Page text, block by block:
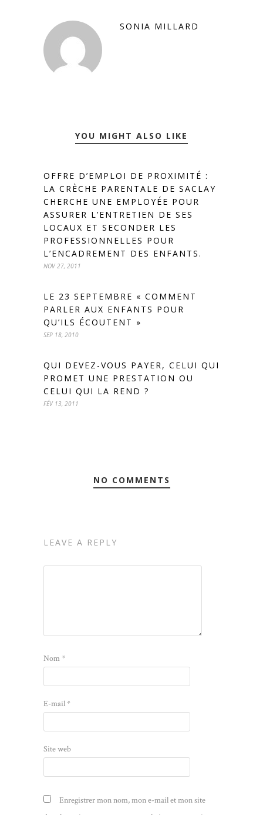
SONIA MILLARD
YOU MIGHT ALSO LIKE
OFFRE D’EMPLOI DE PROXIMITÉ :
LA CRÈCHE PARENTALE DE SACLAY
CHERCHE UNE EMPLOYÉE POUR
ASSURER L’ENTRETIEN DE SES
LOCAUX ET SECONDER LES
PROFESSIONNELLES POUR
L’ENCADREMENT DES ENFANTS.
NOV 27, 2011
LE 23 SEPTEMBRE « COMMENT
PARLER AUX ENFANTS POUR
QU’ILS ÉCOUTENT »
SEP 18, 2010
QUI DEVEZ-VOUS PAYER, CELUI QUI
PROMET UNE PRESTATION OU
CELUI QUI LA REND ?
FÉV 13, 2011
NO COMMENTS
LEAVE A REPLY
Nom*
E-mail*
Site web
Enregistrer mon nom, mon e-mail et mon site